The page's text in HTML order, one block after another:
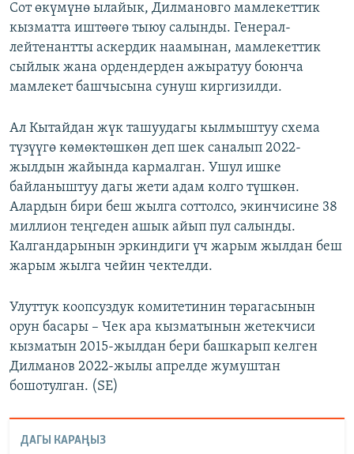
Сот өкүмүнө ылайык, Дилмановго мамлекеттик
кызматта иштөөгө тыюу салынды. Генерал-
лейтенантты аскердик наамынан, мамлекеттик
сыйлык жана ордендерден ажыратуу боюнча
мамлекет башчысына сунуш киргизилди.
Ал Кытайдан жүк ташуудагы кылмыштуу схема
түзүүгө көмөктөшкөн деп шек саналып 2022-
жылдын жайында кармалган. Ушул ишке
байланыштуу дагы жети адам колго түшкөн.
Алардын бири беш жылга соттолсо, экинчисине 38
миллион теңгеден ашык айып пул салынды.
Калгандарынын эркиндиги үч жарым жылдан беш
жарым жылга чейин чектелди.
Улуттук коопсуздук комитетинин төрагасынын
орун басары – Чек ара кызматынын жетекчиси
кызматын 2015-жылдан бери башкарып келген
Дилманов 2022-жылы апрелде жумуштан
бошотулган. (SE)
ДАГЫ КАРАҢЫЗ